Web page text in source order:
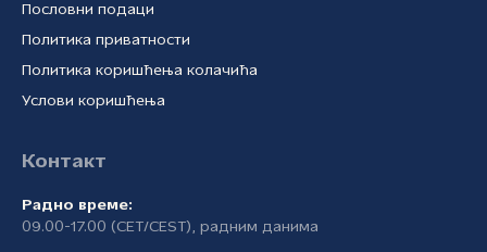
Пословни подаци
Политика приватности
Политика коришћења колачића
Услови коришћења
Контакт
Радно време:
09.00-17.00 (CET/CEST), радним данима